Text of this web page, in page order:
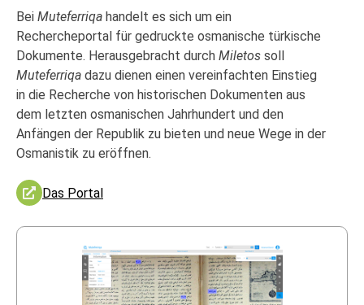
Bei Muteferriqa handelt es sich um ein
Rechercheportal für gedruckte osmanische türkische
Dokumente. Herausgebracht durch Miletos soll
Muteferriqa dazu dienen einen vereinfachten Einstieg
in die Recherche von historischen Dokumenten aus
dem letzten osmanischen Jahrhundert und den
Anfängen der Republik zu bieten und neue Wege in der
Osmanistik zu eröffnen.
Das Portal